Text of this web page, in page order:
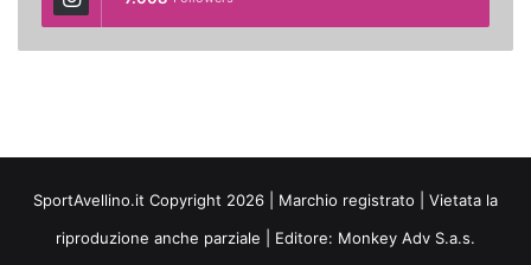
SportAvellino.it Copyright 2026 | Marchio registrato | Vietata la
riproduzione anche parziale | Editore: Monkey Adv S.a.s.